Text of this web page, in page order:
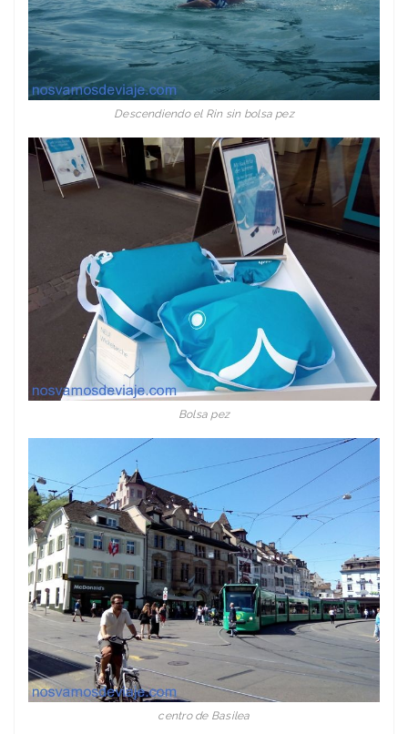
Descendiendo el Rin sin bolsa pez
Bolsa pez
centro de Basilea